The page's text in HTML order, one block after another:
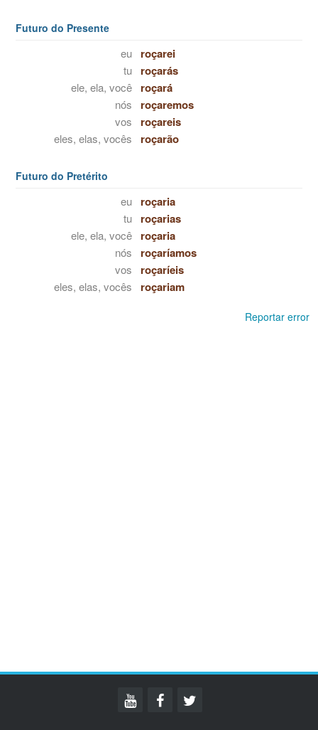
Futuro do Presente
eu roçarei
tu roçarás
ele, ela, você roçará
nós roçaremos
vos roçareis
eles, elas, vocês roçarão
Futuro do Pretérito
eu roçaria
tu roçarias
ele, ela, você roçaria
nós roçaríamos
vos roçaríeis
eles, elas, vocês roçariam
Reportar error